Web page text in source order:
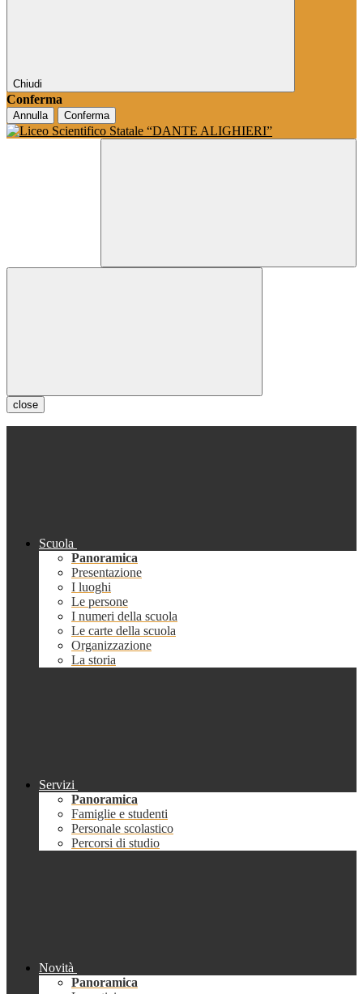
Chiudi
Conferma
Annulla Conferma
close
Scuola
Panoramica
Presentazione
I luoghi
Le persone
I numeri della scuola
Le carte della scuola
Organizzazione
La storia
Servizi
Panoramica
Famiglie e studenti
Personale scolastico
Percorsi di studio
Novità
Panoramica